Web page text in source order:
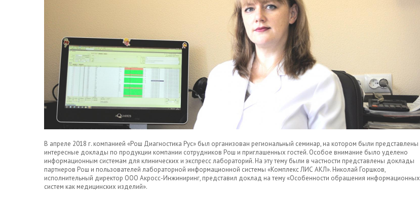
В апреле 2018 г. компанией «Рош Диагностика Рус» был организован региональный семинар, на котором были представлены
интересные доклады по продукции компании сотрудников Рош и приглашенных гостей. Особое внимание было уделено
информационным системам для клинических и экспресс лабораторий. На эту тему были в частности представлены доклады
партнеров Рош и пользователей лабораторной информационной системы «Комплекс ЛИС АКЛ». Николай Горшков,
исполнительный директор ООО Акросс-Инжиниринг, представил доклад на тему «Особенности обращения информационных
систем как медицинских изделий».